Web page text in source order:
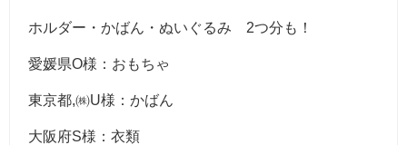
ホルダー・かばん・ぬいぐるみ 2つ分も！
愛媛県O様：おもちゃ
東京都,㈱U様：かばん
大阪府S様：衣類